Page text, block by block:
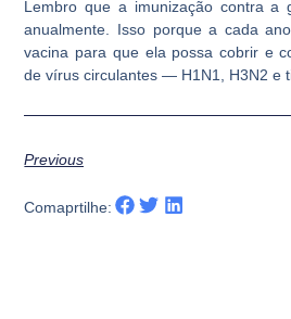
Lembro que a imunização contra a
anualmente. Isso porque a cada
vacina para que ela possa cobrir e
de vírus circulantes — H1N1, H3N2 e
Previous
Comaprtilhe: